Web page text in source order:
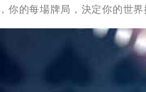
你的每場牌局，決定你的世